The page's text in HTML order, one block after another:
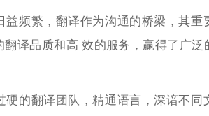
频繁，翻译作为沟通的桥梁，其重
译品质和高 效的服务，赢得了广泛
的翻译团队，精通语言，深谙不同